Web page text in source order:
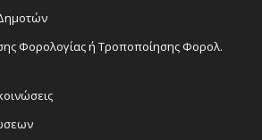
Φορολογίας ή Τροποποίησης Φορολ.